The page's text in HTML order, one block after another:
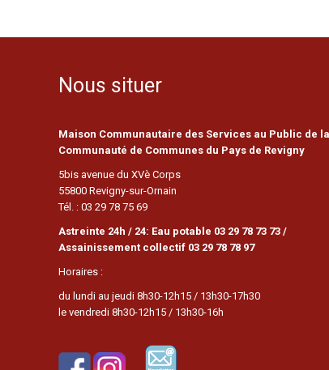
Nous situer
Maison Communautaire des Services au Public de la
Communauté de Communes du Pays de Revigny
5bis avenue du XVè Corps
55800 Revigny-sur-Ornain
Tél. : 03 29 78 75 69
Astreinte 24h / 24: Eau potable 03 29 78 73 73 /
Assainissement collectif 03 29 78 78 97
Horaires :
du lundi au jeudi 8h30-12h15 / 13h30-17h30
le vendredi 8h30-12h15 / 13h30-16h